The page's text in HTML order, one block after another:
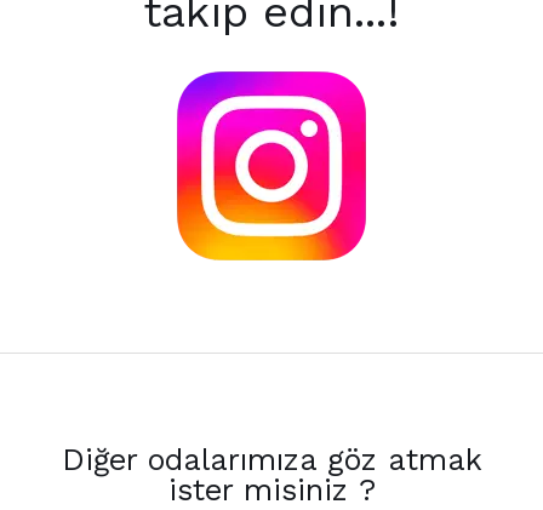
takip edin...!
Diğer odalarımıza göz atmak
ister misiniz ?